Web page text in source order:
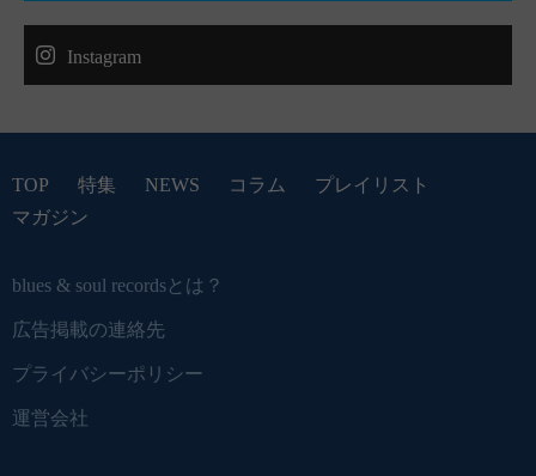
Instagram
TOP 特集 NEWS コラム
プレイリスト
マガジン
blues & soul recordsとは？
広告掲載の連絡先
プライバシーポリシー
運営会社